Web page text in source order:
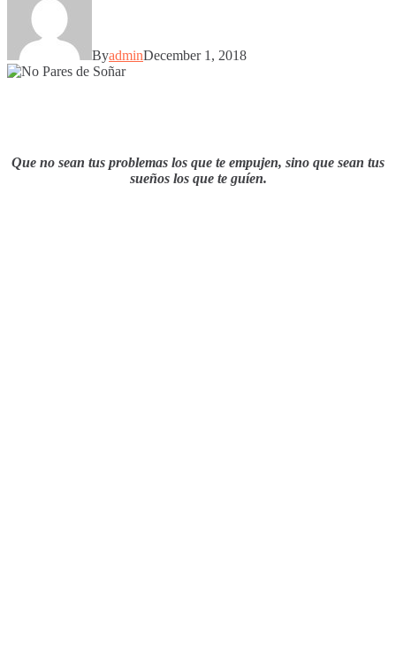
ByadminDecember 1, 2018
Que no sean tus problemas los que te empujen, sino que sean tus
sueños los que te guíen.